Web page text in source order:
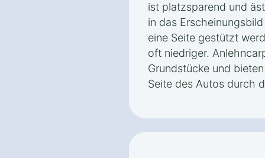
ist platzsparend und
in das
eine Seite gestützt
oft niedriger.
Grundstücke und
Seite des Autos durch